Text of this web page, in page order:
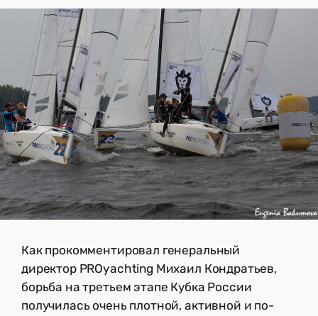
Как прокомментировал генеральный
директор PROyachting Михаил Кондратьев,
борьба на третьем этапе Кубка России
получилась очень плотной, активной и по-